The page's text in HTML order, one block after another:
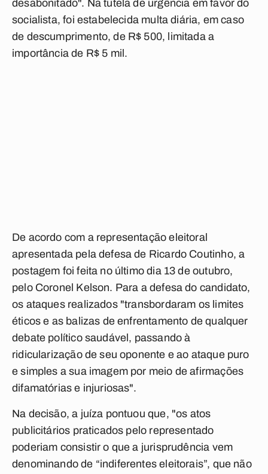
desabonitado". Na tutela de urgência em favor do
socialista, foi estabelecida multa diária, em caso
de descumprimento, de R$ 500, limitada a
importância de R$ 5 mil.
De acordo com a representação eleitoral
apresentada pela defesa de Ricardo Coutinho, a
postagem foi feita no último dia 13 de outubro,
pelo Coronel Kelson. Para a defesa do candidato,
os ataques realizados "transbordaram os limites
éticos e as balizas de enfrentamento de qualquer
debate político saudável, passando à
ridicularização de seu oponente e ao ataque puro
e simples a sua imagem por meio de afirmações
difamatórias e injuriosas".
Na decisão, a juíza pontuou que, "os atos
publicitários praticados pelo representado
poderiam consistir o que a jurisprudência vem
denominando de “indiferentes eleitorais”, que não